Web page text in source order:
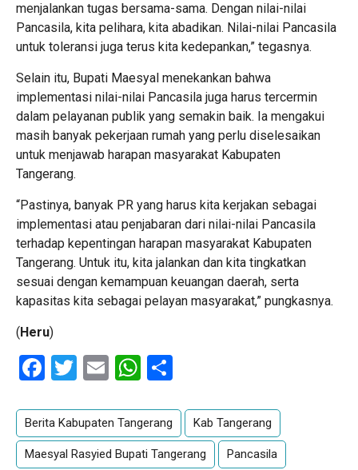
menjalankan tugas bersama-sama. Dengan nilai-nilai
Pancasila, kita pelihara, kita abadikan. Nilai-nilai Pancasila
untuk toleransi juga terus kita kedepankan,” tegasnya.
Selain itu, Bupati Maesyal menekankan bahwa
implementasi nilai-nilai Pancasila juga harus tercermin
dalam pelayanan publik yang semakin baik. Ia mengakui
masih banyak pekerjaan rumah yang perlu diselesaikan
untuk menjawab harapan masyarakat Kabupaten
Tangerang.
“Pastinya, banyak PR yang harus kita kerjakan sebagai
implementasi atau penjabaran dari nilai-nilai Pancasila
terhadap kepentingan harapan masyarakat Kabupaten
Tangerang. Untuk itu, kita jalankan dan kita tingkatkan
sesuai dengan kemampuan keuangan daerah, serta
kapasitas kita sebagai pelayan masyarakat,” pungkasnya.
(Heru)
Facebook
Twitter
EmailWhatsApp
Berita Kabupaten Tangerang Kab Tangerang
Maesyal Rasyied Bupati Tangerang Pancasila